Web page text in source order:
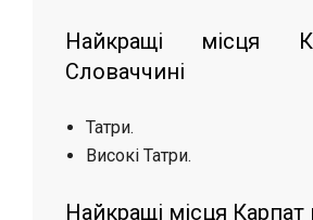
Найкращі місця
Словаччині
Татри.
Високі Татри.
Найкращі місця Карпат